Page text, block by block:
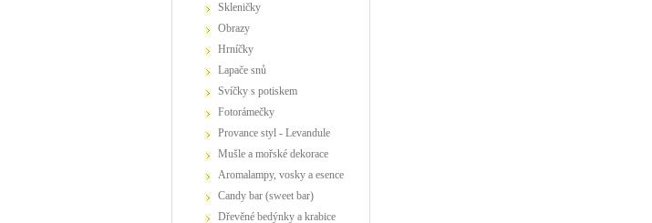
Skleničky
Obrazy
Hrníčky
Lapače snů
Svíčky s potiskem
Fotorámečky
Provance styl - Levandule
Mušle a mořské dekorace
Aromalampy, vosky a esence
Candy bar (sweet bar)
Dřevěné bedýnky a krabice